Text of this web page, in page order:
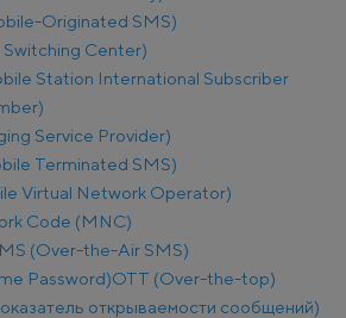
Originated SMS)
Center)
Station International Subscriber
Service Provider)
Terminated SMS)
Virtual Network Operator)
Code (MNC)
(Over-the-Air SMS)
Password)OTT (Over-the-top)
открываемости сообщений)